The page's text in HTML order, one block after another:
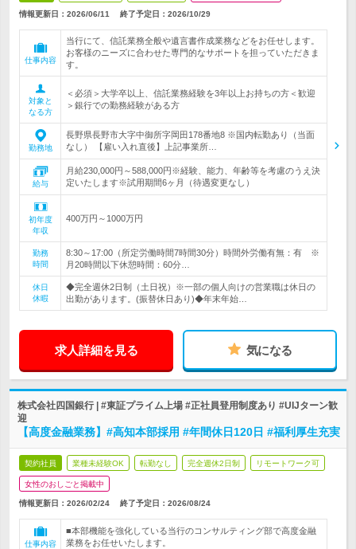
情報更新日：2026/06/11 終了予定日： 2026/10/29
仕事内容
当行にて、信託業務全般や遺言書作成業務などをお任せします。
お客様のニーズに合わせた専門的なサポートを担っていただきま
す。
対象と
なる方
＜必須＞大学卒以上、信託業務経験を3年以上お持ちの方＜歓迎
＞銀行での勤務経験がある方
勤務地
長野県長野市大字中御所字岡田178番地8 ※国内転勤あり（当面
なし） 【雇い入れ直後】上記事業所…
給与
月給230,000円～588,000円※経験、能力、年齢等を考慮のうえ決
定いたします※試用期間6ヶ月（待遇変更なし）
初年度
年収
400万円～1000万円
勤務
時間
8:30～17:00（所定労働時間7時間30分）時間外労働有無：有 ※
月20時間以下休憩時間：60分…
休日
休暇
◆完全週休2日制（土日祝）※一部の個人向けの営業職は休日の
出勤があります。(振替休日あり)◆年末年始…
求人詳細を見る 気になる
株式会社四国銀行 | #東証プライム上場 #正社員登用制度あり #UIJターン歓
迎
【高度金融業務】#高知本部採用 #年間休日120日 #福利厚生充実
契約社員 業種未経験OK 転勤なし 完全週休2日制 リモートワーク可
女性のおしごと掲載中
情報更新日：2026/02/24 終了予定日： 2026/08/24
仕事内容
■本部機能を強化している当行のコンサルティング部で高度金融
業務をお任せいたします。